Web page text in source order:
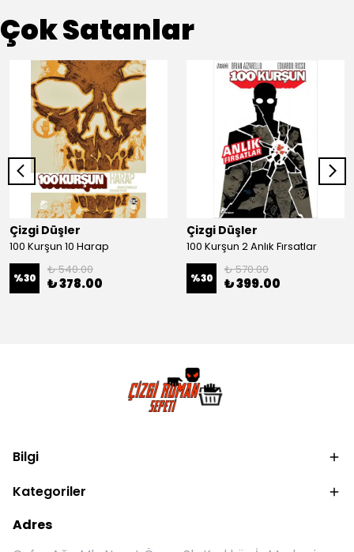
Çok Satanlar
Çizgi Düşler
100 Kurşun 10 Harap
%30
₺ 540.00
₺ 378.00
Çizgi Düşler
100 Kurşun 2 Anlık Fırsatlar
%30
₺ 570.00
₺ 399.00
Bilgi
Kategoriler
Adres